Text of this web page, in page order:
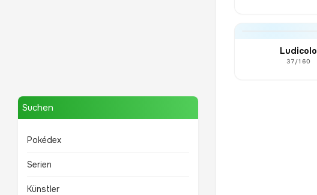
TOP 10 POKÉMON
Suchen
Pokédex
Serien
Künstler
Ludicolo
37/160